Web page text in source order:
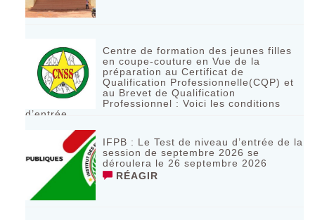
Centre de formation des jeunes filles
en coupe-couture en Vue de la
préparation au Certificat de
Qualification Professionnelle(CQP) et
au Brevet de Qualification
Professionnel : Voici les conditions
d’entrée
IFPB : Le Test de niveau d’entrée de la
session de septembre 2026 se
déroulera le 26 septembre 2026
RÉAGIR